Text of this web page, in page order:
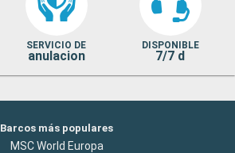
SERVICIO DE
anulacion
DISPONIBLE
7/7 d
Barcos más populares
MSC World Europa